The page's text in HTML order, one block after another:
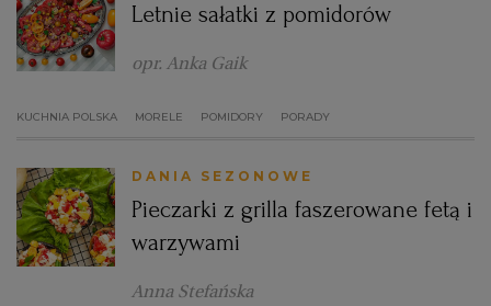
Letnie sałatki z pomidorów
opr. Anka Gaik
KUCHNIA POLSKA MORELE POMIDORY PORADY
DANIA SEZONOWE
Pieczarki z grilla faszerowane fetą i
warzywami
Anna Stefańska